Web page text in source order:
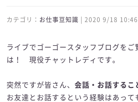
カテゴリ： お仕事豆知識 | 2020 9/18 10:46
ライブでゴーゴースタッフブログをご
は！ 現役チャットレディです。
突然ですが皆さん、会話・お話するこ
お友達とお話するという経験はあって